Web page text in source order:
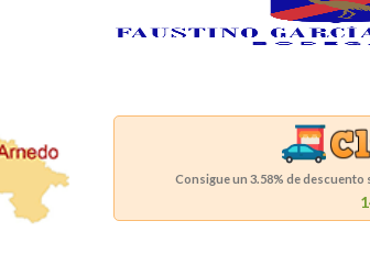
Consigue un 3.58% de descuento